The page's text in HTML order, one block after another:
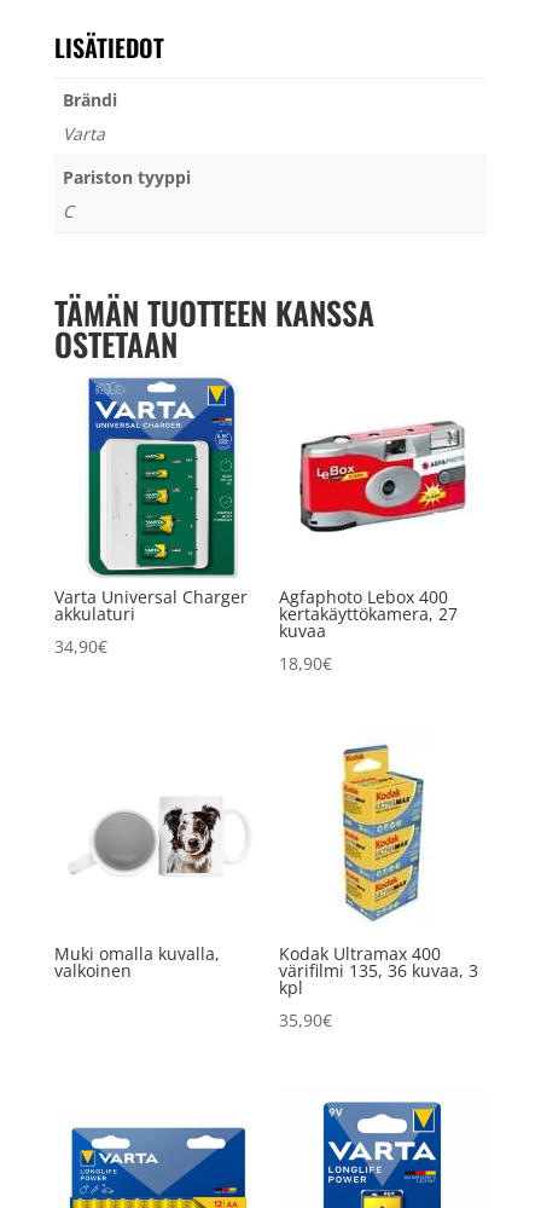
LISÄTIEDOT
Brändi
Varta
Pariston tyyppi
C
TÄMÄN TUOTTEEN KANSSA
OSTETAAN
Varta Universal Charger
akkulaturi
34,90€
Agfaphoto Lebox 400
kertakäyttökamera, 27
kuvaa
18,90€
Muki omalla kuvalla,
valkoinen
Kodak Ultramax 400
värifilmi 135, 36 kuvaa, 3
kpl
35,90€